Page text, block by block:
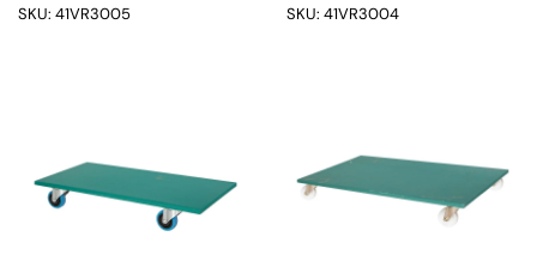
SKU: 41VR3005 SKU: 41VR3004